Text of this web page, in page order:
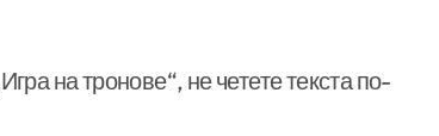
на тронове“, не четете текста по-